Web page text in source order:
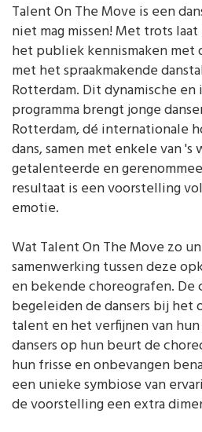
Talent On The Move is een
niet mag missen! Met trots
het publiek kennismaken met
met het spraakmakende
Rotterdam. Dit dynamische
programma brengt jonge
Rotterdam, dé internationale
dans, samen met enkele van 's
getalenteerde en
resultaat is een voorstelling
emotie.
Wat Talent On The Move zo
samenwerking tussen deze
en bekende choreografen. De
begeleiden de dansers bij
talent en het verfijnen van
dansers op hun beurt de
hun frisse en onbevangen
een unieke symbiose van
de voorstelling een extra